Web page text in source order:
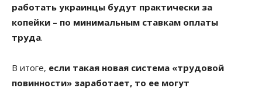
работать украинцы будут практически за
копейки – по минимальным ставкам оплаты
труда.
В итоге, если такая новая система «трудовой
повинности» заработает, то ее могут